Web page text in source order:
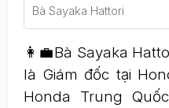
Bà Sayaka Hattori
👩‍💼Bà Sayaka
là Giám đốc tại
Honda Trung